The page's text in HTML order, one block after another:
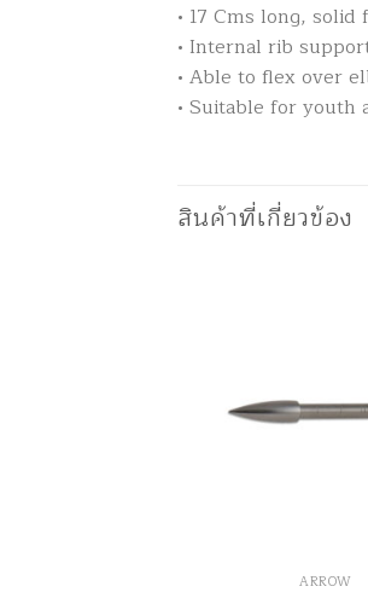
• 17 Cms long,
• Internal rib
• Able to flex over
• Suitable for youth
สินค้าที่เกี่ยวข้อง
ARROW